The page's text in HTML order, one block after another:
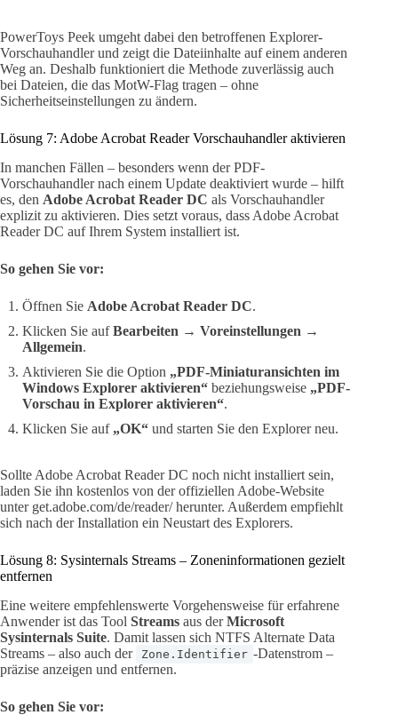
PowerToys Peek umgeht dabei den betroffenen Explorer-
Vorschauhandler und zeigt die Dateiinhalte auf einem anderen
Weg an. Deshalb funktioniert die Methode zuverlässig auch
bei Dateien, die das MotW-Flag tragen – ohne
Sicherheitseinstellungen zu ändern.
Lösung 7: Adobe Acrobat Reader Vorschauhandler aktivieren
In manchen Fällen – besonders wenn der PDF-
Vorschauhandler nach einem Update deaktiviert wurde – hilft
es, den Adobe Acrobat Reader DC als Vorschauhandler
explizit zu aktivieren. Dies setzt voraus, dass Adobe Acrobat
Reader DC auf Ihrem System installiert ist.
So gehen Sie vor:
Öffnen Sie Adobe Acrobat Reader DC.
Klicken Sie aufBearbeiten → Voreinstellungen →
Allgemein.
Aktivieren Sie die Option „PDF-Miniaturansichten im
Windows Explorer aktivieren“ beziehungsweise „PDF-
Vorschau in Explorer aktivieren“.
Klicken Sie auf „OK“ und starten Sie den Explorer neu.
Sollte Adobe Acrobat Reader DC noch nicht installiert sein,
laden Sie ihn kostenlos von der offiziellen Adobe-Website
unter get.adobe.com/de/reader/ herunter. Außerdem empfiehlt
sich nach der Installation ein Neustart des Explorers.
Lösung 8: Sysinternals Streams – Zoneninformationen gezielt
entfernen
Eine weitere empfehlenswerte Vorgehensweise für erfahrene
Anwender ist das Tool Streams aus derMicrosoft
Sysinternals Suite. Damit lassen sich NTFS Alternate Data
Streams – also auch der
Zone.Identifier -Datenstrom –
präzise anzeigen und entfernen.
So gehen Sie vor: